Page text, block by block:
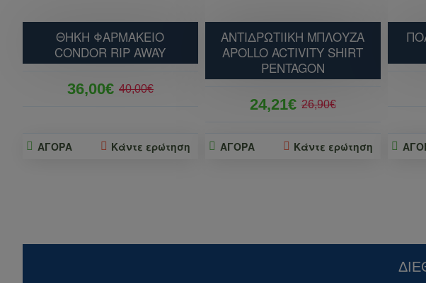
ΘΗΚΗ ΦΑΡΜΑΚΕΙΟ
CONDOR RIP AWAY
36,00€ 40,00€
ΑΓΟΡΑ Κάντε ερώτηση
ΑΝΤΙΔΡΩΤΙΙΚΗ ΜΠΛΟΥΖΑ
APOLLO ACTIVITY SHIRT
PENTAGON
24,21€ 26,90€
ΑΓΟΡΑ Κάντε ερώτηση